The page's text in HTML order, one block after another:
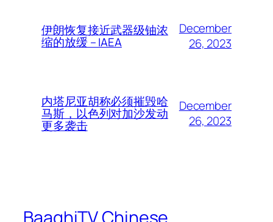
伊朗恢复接近武器级铀浓
缩的放缓 – IAEA
December
26, 2023
内塔尼亚胡称必须摧毁哈
马斯，以色列对加沙发动
更多袭击
December
26, 2023